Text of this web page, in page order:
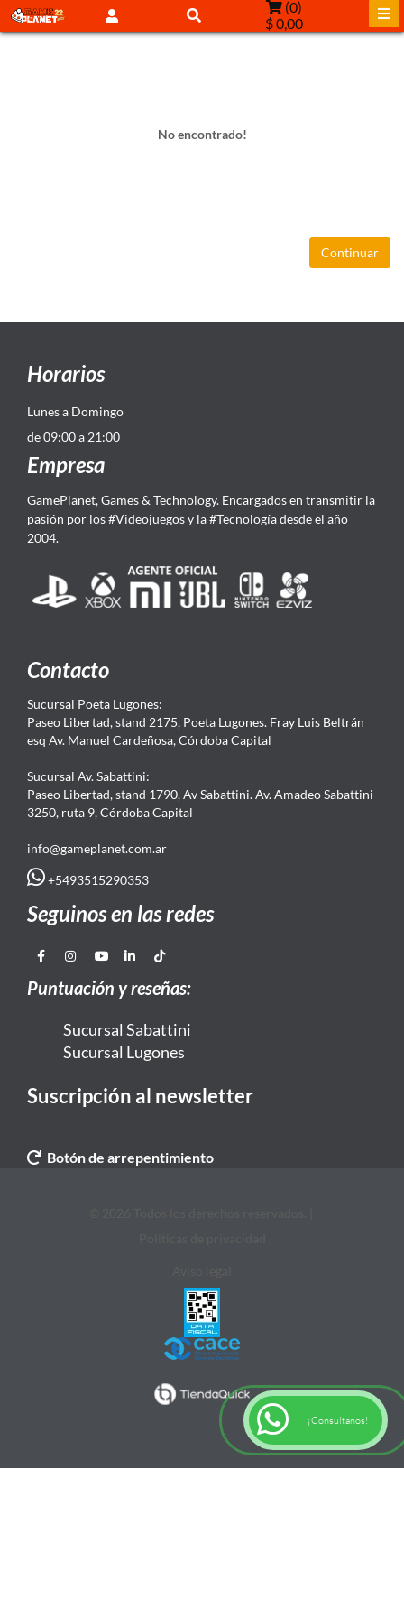
(0)
$ 0,00
No encontrado!
Continuar
Horarios
Lunes a Domingo
de 09:00 a 21:00
Empresa
GamePlanet, Games & Technology. Encargados en transmitir la
pasión por los #Videojuegos y la #Tecnología desde el año
2004.
Contacto
Sucursal Poeta Lugones:
Paseo Libertad, stand 2175, Poeta Lugones. Fray Luis Beltrán
esq Av. Manuel Cardeñosa, Córdoba Capital
Sucursal Av. Sabattini:
Paseo Libertad, stand 1790, Av Sabattini. Av. Amadeo Sabattini
3250, ruta 9, Córdoba Capital
info@gameplanet.com.ar
+5493515290353
Seguinos en las redes
Puntuación y reseñas:
Sucursal Sabattini
Sucursal Lugones
Suscripción al newsletter
Botón de arrepentimiento
¡Consultanos!